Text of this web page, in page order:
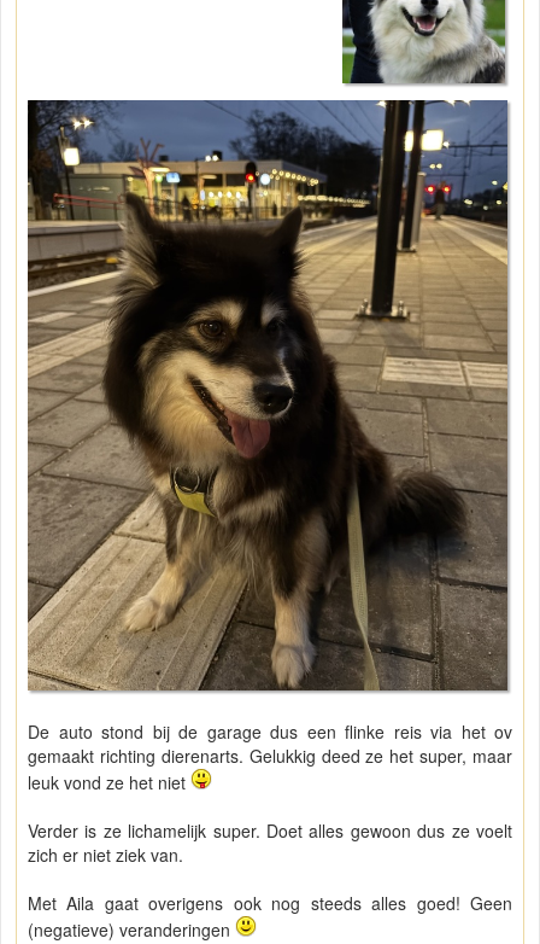
De auto stond bij de garage dus een flinke reis via het ov
gemaakt richting dierenarts. Gelukkig deed ze het super, maar
leuk vond ze het niet
Verder is ze lichamelijk super. Doet alles gewoon dus ze voelt
zich er niet ziek van.
Met Aila gaat overigens ook nog steeds alles goed! Geen
(negatieve) veranderingen